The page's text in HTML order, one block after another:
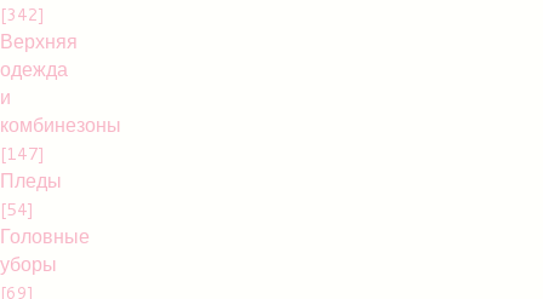
[342]
Верхняя
одежда
и
комбинезоны
[147]
Пледы
[54]
Головные
уборы
[69]